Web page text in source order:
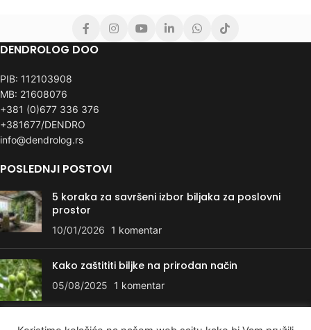
DENDROLOG DOO
PIB: 112103908
MB: 21608076
+381 (0)677 336 376
+381677/DENDRO
info@dendrolog.rs
POSLEDNJI POSTOVI
5 koraka za savršeni izbor biljaka za poslovni
prostor
10/01/2026 1 komentar
Kako zaštititi biljke na prirodan način
05/08/2025 1 komentar
KORISNI LINKOVI